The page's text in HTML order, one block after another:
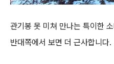
관기봉 못 미쳐 만나는 특이한
반대쪽에서 보면 더 근사합니다.